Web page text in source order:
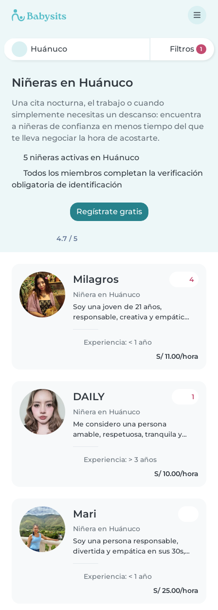
Filtros 1
Niñeras en Huánuco
Una cita nocturna, el trabajo o cuando
simplemente necesitas un descanso: encuentra
a niñeras de confianza en menos tiempo del que
te lleva negociar la hora de acostarte.
5 niñeras activas en Huánuco
Todos los miembros completan la verificación
obligatoria de identificación
Regístrate gratis
4.7 / 5
Milagros
Niñera en Huánuco
4
Soy una joven de 21 años,
responsable, creativa y empática.
tenido la oportunidad de cuidar
de mis sobrinos pequeños. Estoy
estudiando ingeniería de..
Experiencia: < 1 año
S/ 11.00/hora
DAILY
Niñera en Huánuco
1
Me considero una persona
amable, respetuosa, tranquila y
responsabilidad cada
Experiencia: > 3 años
S/ 10.00/hora
Mari
Niñera en Huánuco
Soy una persona responsable,
divertida y empática en sus 30s,
pequeños. Soy madre y tengo un
bachiller. Me encanta dibujar y
jugar con los niños. Estoy..
Experiencia: < 1 año
S/ 25.00/hora